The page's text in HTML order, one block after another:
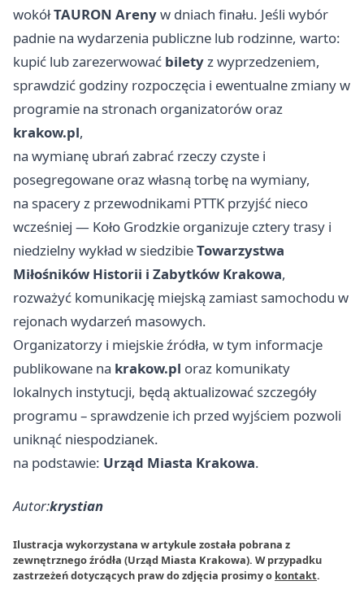
wokółTAURON Arenyw dniach finału. Jeśli wybór
padnie na wydarzenia publiczne lub rodzinne, warto:
kupić lub zarezerwować biletyz wyprzedzeniem,
sprawdzić godziny rozpoczęcia i ewentualne zmiany w
programie na stronach organizatorów oraz
krakow.pl,
na wymianę ubrań zabrać rzeczy czyste i
posegregowane oraz własną torbę na wymiany,
na spacery z przewodnikami PTTK przyjść nieco
wcześniej — Koło Grodzkie organizuje cztery trasy i
niedzielny wykład w siedzibieTowarzystwa
Miłośników Historii i Zabytków Krakowa,
rozważyć komunikację miejską zamiast samochodu w
rejonach wydarzeń masowych.
Organizatorzy i miejskie źródła, w tym informacje
publikowane na krakow.pl oraz komunikaty
lokalnych instytucji, będą aktualizować szczegóły
programu – sprawdzenie ich przed wyjściem pozwoli
uniknąć niespodzianek.
na podstawie: Urząd Miasta Krakowa.
Autor:krystian
Ilustracja wykorzystana w artykule została pobrana z
zewnętrznego źródła (Urząd Miasta Krakowa). W przypadku
zastrzeżeń dotyczących praw do zdjęcia prosimy o kontakt.